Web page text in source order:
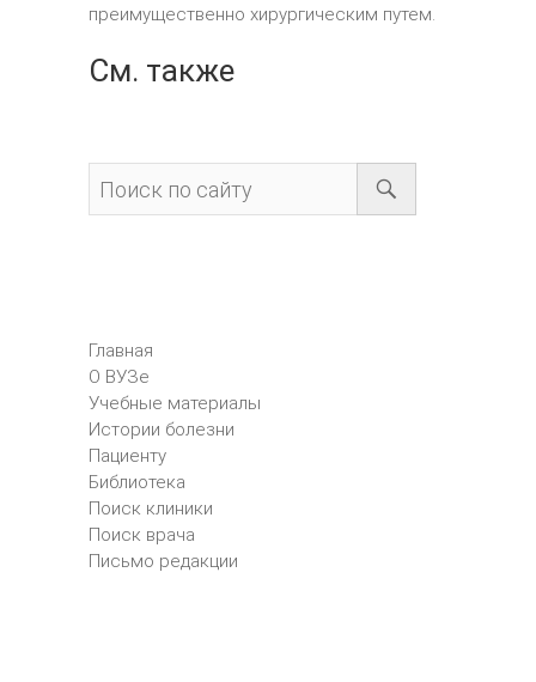
преимущественно хирургическим путем.
См. также
Главная
О ВУЗе
Учебные материалы
Истории болезни
Пациенту
Библиотека
Поиск клиники
Поиск врача
Письмо редакции